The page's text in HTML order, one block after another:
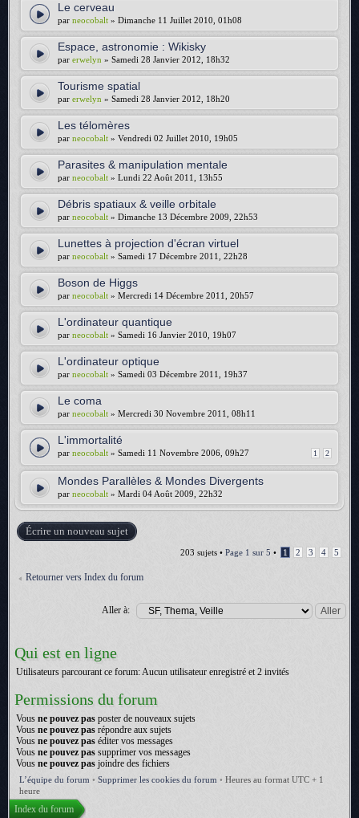
Le cerveau
par neocobalt » Dimanche 11 Juillet 2010, 01h08
Espace, astronomie : Wikisky
par erwelyn » Samedi 28 Janvier 2012, 18h32
Tourisme spatial
par erwelyn » Samedi 28 Janvier 2012, 18h20
Les télomères
par neocobalt » Vendredi 02 Juillet 2010, 19h05
Parasites & manipulation mentale
par neocobalt » Lundi 22 Août 2011, 13h55
Débris spatiaux & veille orbitale
par neocobalt » Dimanche 13 Décembre 2009, 22h53
Lunettes à projection d'écran virtuel
par neocobalt » Samedi 17 Décembre 2011, 22h28
Boson de Higgs
par neocobalt » Mercredi 14 Décembre 2011, 20h57
L'ordinateur quantique
par neocobalt » Samedi 16 Janvier 2010, 19h07
L'ordinateur optique
par neocobalt » Samedi 03 Décembre 2011, 19h37
Le coma
par neocobalt » Mercredi 30 Novembre 2011, 08h11
L'immortalité
1 2
par neocobalt » Samedi 11 Novembre 2006, 09h27
Mondes Parallèles & Mondes Divergents
par neocobalt » Mardi 04 Août 2009, 22h32
Écrire un nouveau sujet
203 sujets • Page 1 sur 5 • 1 2 3 4 5
Retourner vers Index du forum
Aller à:
Qui est en ligne
Utilisateurs parcourant ce forum: Aucun utilisateur enregistré et 2 invités
Permissions du forum
Vous ne pouvez pas poster de nouveaux sujets
Vous ne pouvez pas répondre aux sujets
Vous ne pouvez pas éditer vos messages
Vous ne pouvez pas supprimer vos messages
Vous ne pouvez pas joindre des fichiers
L’équipe du forum • Supprimer les cookies du forum • Heures au format UTC + 1
heure
Index du forum